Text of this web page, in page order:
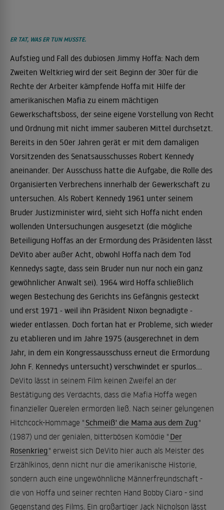
ER TAT, WAS ER TUN MUSSTE.
Aufstieg und Fall des dubiosen Jimmy Hoffa: Nach dem
Zweiten Weltkrieg wird der seit Beginn der 30er für die
Rechte der Arbeiter kämpfende Hoffa mit Hilfe der
amerikanischen Mafia zu einem mächtigen
Gewerkschaftsboss, der seine eigene Vorstellung von Recht
und Ordnung mit nicht immer sauberen Mittel durchsetzt.
Bereits in den 50er Jahren gerät er mit dem damaligen
Vorsitzenden des Senatsausschusses Robert Kennedy
aneinander. Der Ausschuss hatte die Aufgabe, die Rolle des
Organisierten Verbrechens innerhalb der Gewerkschaft zu
untersuchen. Als Robert Kennedy 1961 unter seinem
Bruder Justizminister wird, sieht sich Hoffa nicht enden
wollenden Untersuchungen ausgesetzt (die mögliche
Beteiligung Hoffas an der Ermordung des Präsidenten lässt
DeVito aber außer Acht, obwohl Hoffa nach dem Tod
Kennedys sagte, dass sein Bruder nun nur noch ein ganz
gewöhnlicher Anwalt sei). 1964 wird Hoffa schließlich
wegen Bestechung des Gerichts ins Gefängnis gesteckt
und erst 1971 - weil ihn Präsident Nixon begnadigte -
wieder entlassen. Doch fortan hat er Probleme, sich wieder
zu etablieren und im Jahre 1975 (ausgerechnet in dem
Jahr, in dem ein Kongressausschuss erneut die Ermordung
John F. Kennedys untersucht) verschwindet er spurlos...
DeVito lässt in seinem Film keinen Zweifel an der
Bestätigung des Verdachts, dass die Mafia Hoffa wegen
finanzieller Querelen ermorden ließ. Nach seiner gelungenen
Hitchcock-Hommage " Schmeiß' die Mama aus dem Zug"
(1987) und der genialen, bitterbösen Komödie " Der
Rosenkrieg" erweist sich DeVito hier auch als Meister des
Erzählkinos, denn nicht nur die amerikanische Historie,
sondern auch eine ungewöhnliche Männerfreundschaft -
die von Hoffa und seiner rechten Hand Bobby Ciaro - sind
Gegenstand des Films. Ein großartiger Jack Nicholson lässt